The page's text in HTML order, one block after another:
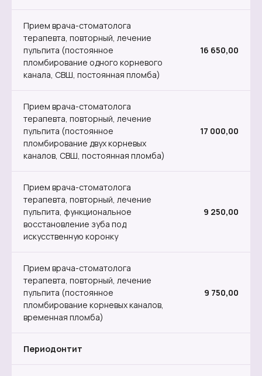
Прием врача-стоматолога
терапевта, повторный, лечение
пульпита (постоянное
пломбирование одного корневого
канала, СВШ, постоянная пломба)
16 650,00
Прием врача-стоматолога
терапевта, повторный, лечение
пульпита (постоянное
пломбирование двух корневых
каналов, СВШ, постоянная пломба)
17 000,00
Прием врача-стоматолога
терапевта, повторный, лечение
пульпита, функциональное
восстановление зуба под
искусственную коронку
9 250,00
Прием врача-стоматолога
терапевта, повторный, лечение
пульпита (постоянное
пломбирование корневых каналов,
временная пломба)
9 750,00
Периодонтит